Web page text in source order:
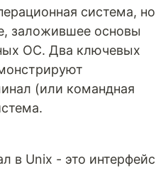
система, но
заложившее основы
ОС. Два ключевых
(или командная
в Unix - это интерфейс